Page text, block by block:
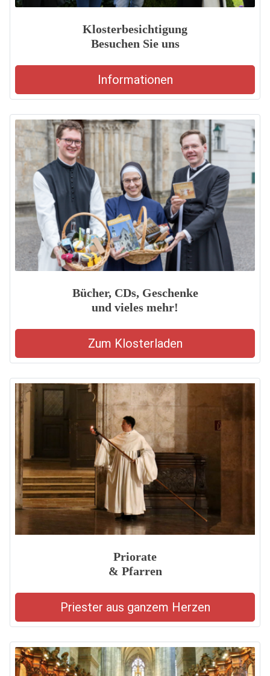
Klosterbesichtigung
Besuchen Sie uns
Informationen
Bücher, CDs, Geschenke
und vieles mehr!
Zum Klosterladen
Priorate
& Pfarren
Priester aus ganzem Herzen